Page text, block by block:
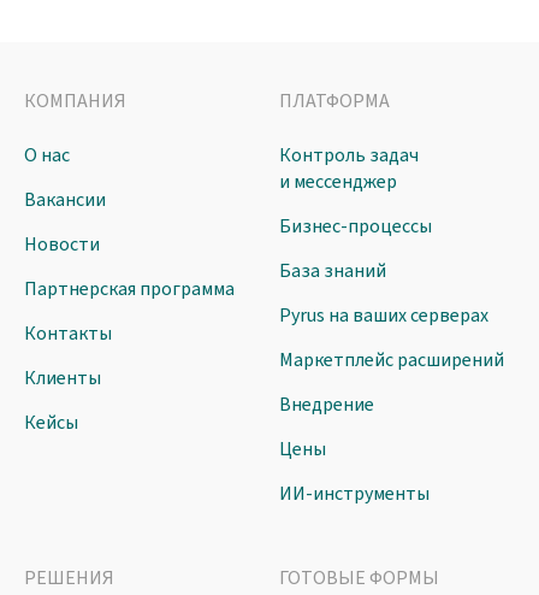
КОМПАНИЯ
О нас
Вакансии
Новости
Партнерская программа
Контакты
Клиенты
Кейсы
ПЛАТФОРМА
Контроль задач
и мессенджер
Бизнес-процессы
База знаний
Pyrus на ваших серверах
Маркетплейс расширений
Внедрение
Цены
ИИ-инструменты
РЕШЕНИЯ ГОТОВЫЕ ФОРМЫ